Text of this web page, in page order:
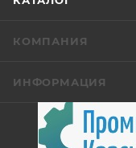
КОМПАНИЯ
ИНФОРМАЦИЯ